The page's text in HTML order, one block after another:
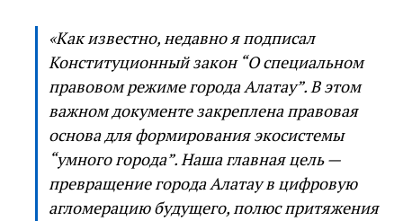
«Как известно, недавно я подписал
Конституционный закон “О специальном
правовом режиме города Алатау”. В этом
важном документе закреплена правовая
основа для формирования экосистемы
“умного города”. Наша главная цель —
превращение города Алатау в цифровую
агломерацию будущего, полюс притяжения